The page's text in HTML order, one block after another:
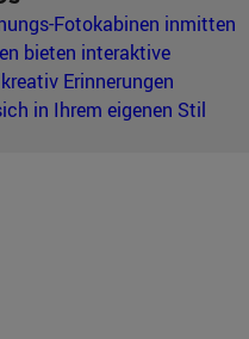
Fotokabinen inmitten
bieten interaktive
Erinnerungen
in Ihrem eigenen Stil